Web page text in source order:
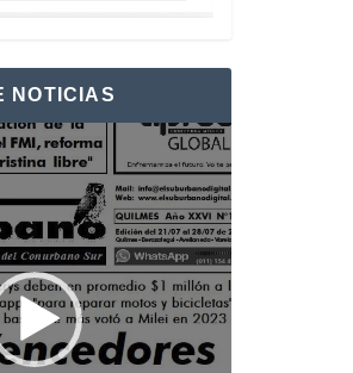
NOTICIAS